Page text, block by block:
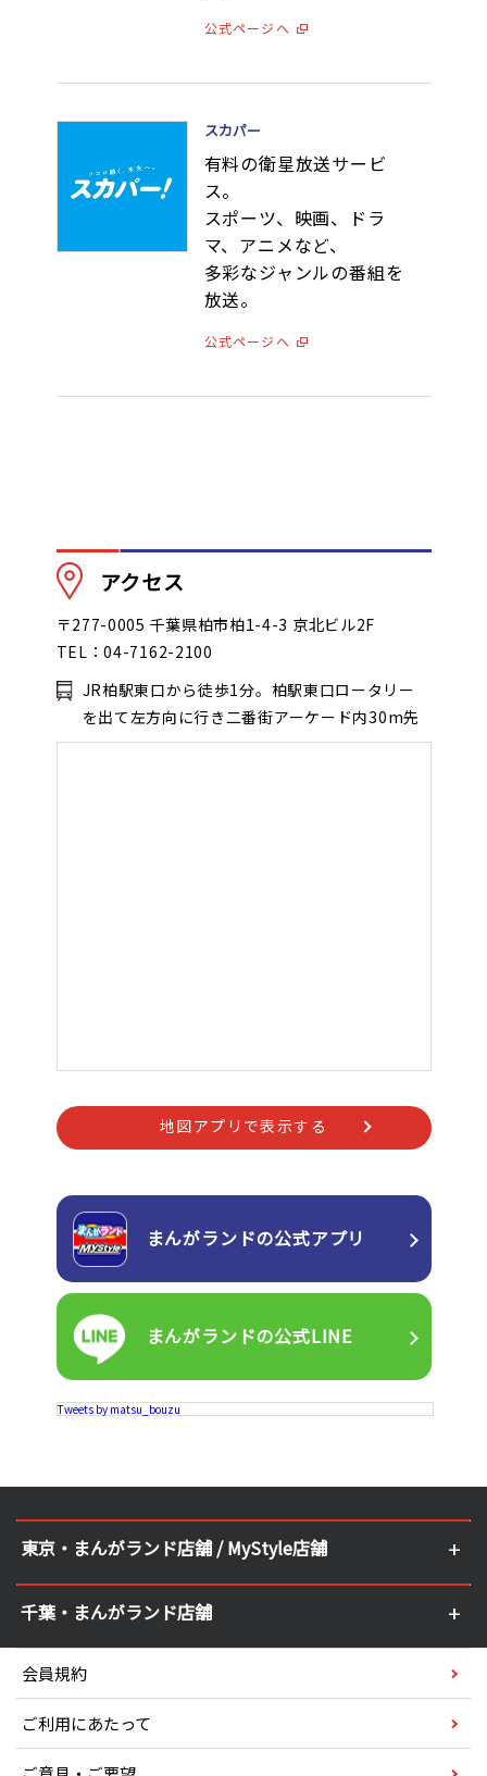
公式ページへ
スカパー
有料の衛星放送サービ
ス。
スポーツ、映画、ドラ
マ、アニメなど、
多彩なジャンルの番組を
放送。
公式ページへ
アクセス
〒277-0005 千葉県柏市柏1-4-3 京北ビル2F
TEL：04-7162-2100
JR柏駅東口から徒歩1分。柏駅東口ロータリー
を出て左方向に行き二番街アーケード内30m先
地図アプリで表示する
まんがランドの公式アプリ
まんがランドの公式LINE
Tweets by matsu_bouzu
東京・まんがランド店舗 / MyStyle店舗
千葉・まんがランド店舗
会員規約
ご利用にあたって